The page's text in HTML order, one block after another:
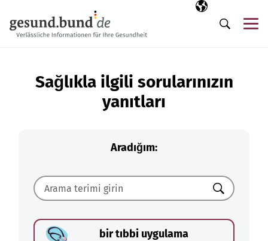
Seçili dil
TR
Arama
Sağlıkla ilgili sorularınızın
yanıtları
Aradığım:
Ara
bir tıbbi uygulama